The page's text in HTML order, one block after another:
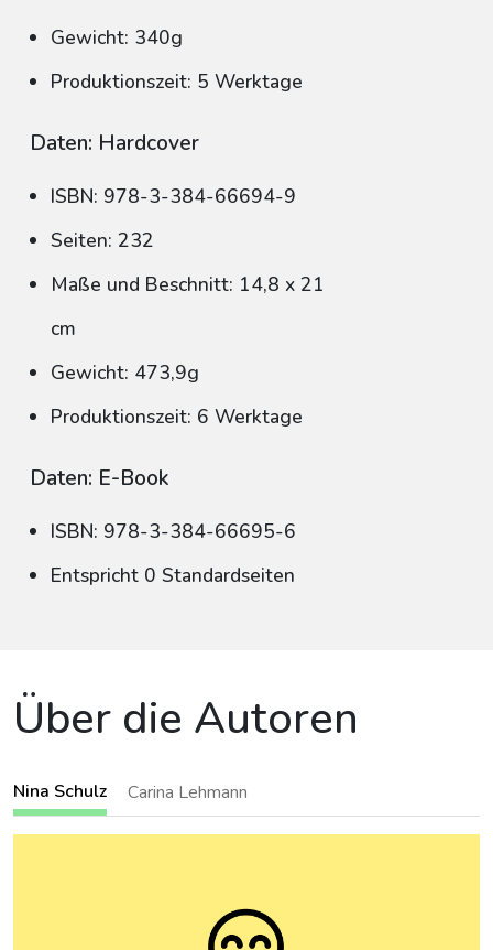
Gewicht: 340g
Produktionszeit: 5 Werktage
Daten: Hardcover
ISBN: 978-3-384-66694-9
Seiten: 232
Maße und Beschnitt: 14,8 x 21
cm
Gewicht: 473,9g
Produktionszeit: 6 Werktage
Daten: E-Book
ISBN: 978-3-384-66695-6
Entspricht 0 Standardseiten
Über die Autoren
Nina Schulz Carina Lehmann